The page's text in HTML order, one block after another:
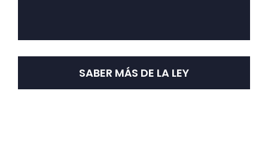
SABER MÁS DE LA LEY